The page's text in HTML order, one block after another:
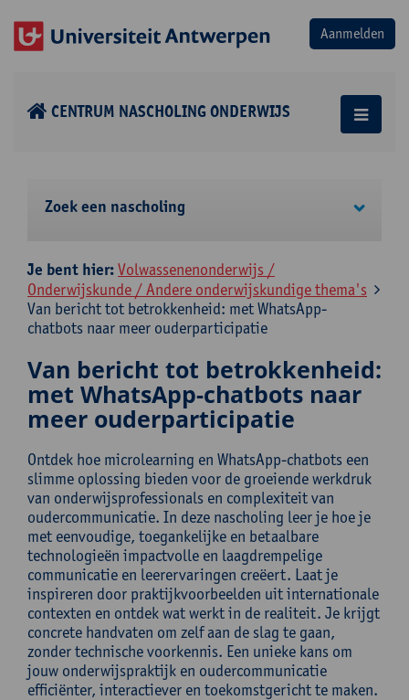
CENTRUM NASCHOLING ONDERWIJS
Zoek een nascholing
Je bent hier:Volwassenenonderwijs /
Onderwijskunde / Andere onderwijskundige thema's
Van bericht tot betrokkenheid: met WhatsApp-
chatbots naar meer ouderparticipatie
Van bericht tot betrokkenheid:
met WhatsApp-chatbots naar
meer ouderparticipatie
Ontdek hoe microlearning en WhatsApp-chatbots een
slimme oplossing bieden voor de groeiende werkdruk
van onderwijsprofessionals en complexiteit van
oudercommunicatie. In deze nascholing leer je hoe je
met eenvoudige, toegankelijke en betaalbare
technologieën impactvolle en laagdrempelige
communicatie en leerervaringen creëert. Laat je
inspireren door praktijkvoorbeelden uit internationale
contexten en ontdek wat werkt in de realiteit. Je krijgt
concrete handvaten om zelf aan de slag te gaan,
zonder technische voorkennis. Een unieke kans om
jouw onderwijspraktijk en oudercommunicatie
efficiënter, interactiever en toekomstgericht te maken.